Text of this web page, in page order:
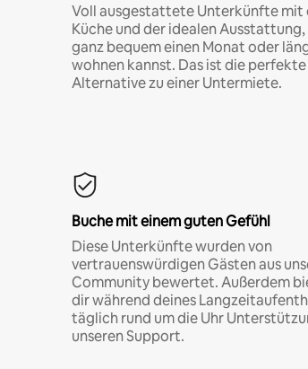
Voll ausgestattete Unterkünfte mit
Küche und der idealen
ganz bequem einen Monat oder
wohnen kannst. Das ist die perfekte
Alternative zu einer Untermiete.
Buche mit einem guten Gefühl
Diese Unterkünfte wurden von
vertrauenswürdigen Gästen aus
Community bewertet. Außerdem
dir während deines
täglich rund um die Uhr
unseren Support.